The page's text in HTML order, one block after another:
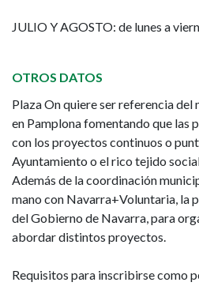
JULIO Y AGOSTO: de lunes a
OTROS DATOS
Plaza On quiere ser referencia
en Pamplona fomentando que las
con los proyectos continuos o
Ayuntamiento o el rico tejido
Además de la coordinación
mano con Navarra+Voluntaria, la
del Gobierno de Navarra, para
abordar distintos proyectos.
Requisitos para inscribirse como